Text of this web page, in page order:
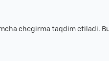
chegirma taqdim etiladi.